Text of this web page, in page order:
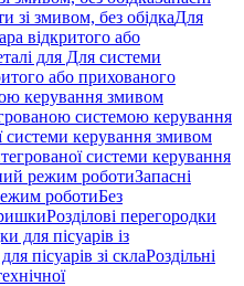
зі змивом, без обідкаДля
відкритого або
для Для системи
або прихованого
керування змивом
системою керування
системи керування змивом
системи керування
режим роботиЗапасні
роботиБез
Розділові перегородки
для пісуарів із
пісуарів зі склаРоздільні